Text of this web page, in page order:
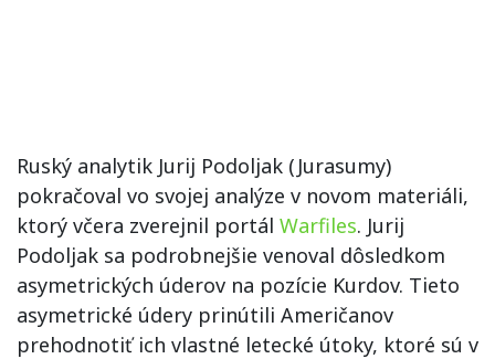
Ruský analytik Jurij Podoljak (Jurasumy)
pokračoval vo svojej analýze v novom materiáli,
ktorý včera zverejnil portál Warfiles. Jurij
Podoljak sa podrobnejšie venoval dôsledkom
asymetrických úderov na pozície Kurdov. Tieto
asymetrické údery prinútili Američanov
prehodnotiť ich vlastné letecké útoky, ktoré sú v